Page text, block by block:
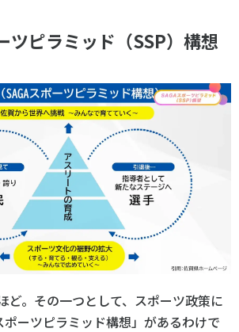
ツピラミッド（SSP）構想
。その一つとして、スポーツ政策に
ーツピラミッド構想」があるわけで